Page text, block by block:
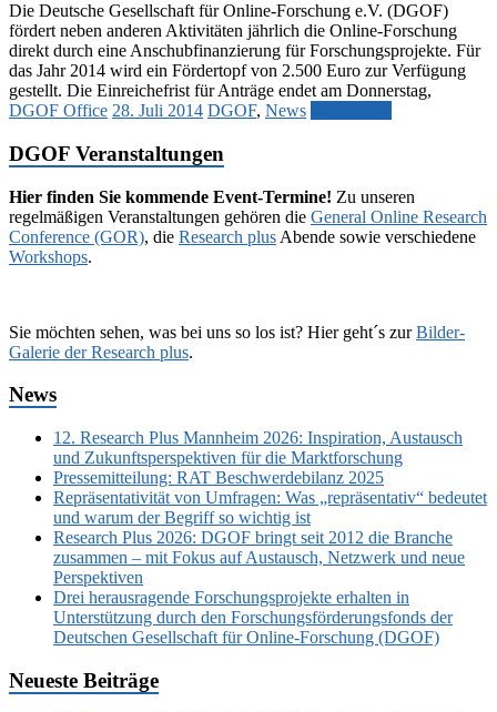
Die Deutsche Gesellschaft für Online-Forschung e.V. (DGOF)
fördert neben anderen Aktivitäten jährlich die Online-Forschung
direkt durch eine Anschubfinanzierung für Forschungsprojekte. Für
das Jahr 2014 wird ein Fördertopf von 2.500 Euro zur Verfügung
gestellt. Die Einreichefrist für Anträge endet am Donnerstag,
DGOF Office 28. Juli 2014 DGOF, News
DGOF Veranstaltungen
Hier finden Sie kommende Event-Termine! Zu unseren
regelmäßigen Veranstaltungen gehören die General Online Research
Conference (GOR), die Research plus Abende sowie verschiedene
Workshops.
Sie möchten sehen, was bei uns so los ist? Hier geht´s zurBilder-
Galerie der Research plus.
News
12. Research Plus Mannheim 2026: Inspiration, Austausch
und Zukunftsperspektiven für die Marktforschung
Pressemitteilung: RAT Beschwerdebilanz 2025
Repräsentativität von Umfragen: Was „repräsentativ“ bedeutet
und warum der Begriff so wichtig ist
Research Plus 2026: DGOF bringt seit 2012 die Branche
zusammen – mit Fokus auf Austausch, Netzwerk und neue
Perspektiven
Drei herausragende Forschungsprojekte erhalten in
Unterstützung durch den Forschungsförderungsfonds der
Deutschen Gesellschaft für Online-Forschung (DGOF)
Neueste Beiträge